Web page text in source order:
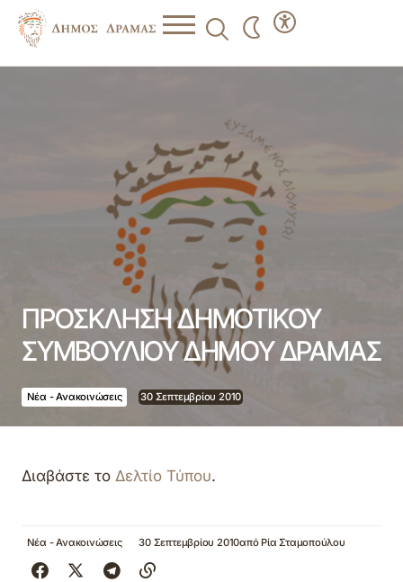
ΠΡΟΣΚΛΗΣΗ ΔΗΜΟΤΙΚΟΥ
ΣΥΜΒΟΥΛΙΟΥ ΔΗΜΟΥ ΔΡΑΜΑΣ
Νέα - Ανακοινώσεις 30 Σεπτεμβρίου 2010
Διαβάστε το Δελτίο Τύπου.
Νέα - Ανακοινώσεις 30 Σεπτεμβρίου 2010από Ρία Σταμοπούλου